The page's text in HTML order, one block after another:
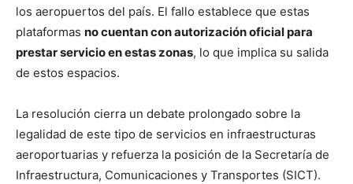
los aeropuertos del país. El fallo establece que estas
plataformas no cuentan con autorización oficial para
prestar servicio en estas zonas, lo que implica su salida
de estos espacios.
La resolución cierra un debate prolongado sobre la
legalidad de este tipo de servicios en infraestructuras
aeroportuarias y refuerza la posición de la Secretaría de
Infraestructura, Comunicaciones y Transportes (SICT).